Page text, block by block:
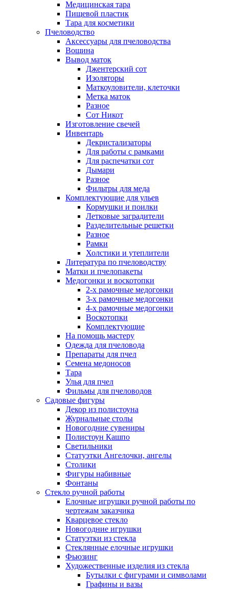
Медицинская тара
Пищевой пластик
Тара для косметики
Пчеловодство
Аксессуары для пчеловодства
Вощина
Вывод маток
Джентерский сот
Изоляторы
Маткоуловители, клеточки
Метка маток
Разное
Сот Никот
Изготовление свечей
Инвентарь
Декристализаторы
Для работы с рамками
Для распечатки сот
Дымари
Разное
Фильтры для меда
Комплектующие для ульев
Кормушки и поилки
Летковые заградители
Разделительные решетки
Разное
Рамки
Холстики и утеплители
Литература по пчеловодству
Матки и пчелопакеты
Медогонки и воскотопки
2-х рамочные медогонки
3-х рамочные медогонки
4-х рамочные медогонки
Воскотопки
Комплектующие
На помощь мастеру
Одежда для пчеловода
Препараты для пчел
Семена медоносов
Тара
Улья для пчел
Фильмы для пчеловодов
Садовые фигуры
Декор из полистоуна
Журнальные столы
Новогодние сувениры
Полистоун Кашпо
Светильники
Статуэтки Ангелочки, ангелы
Столики
Фигуры набивные
Фонтаны
Стекло ручной работы
Елочные игрушки ручной работы по
чертежам заказчика
Кварцевое стекло
Новогодние игрушки
Статуэтки из стекла
Стеклянные елочные игрушки
Фьюзинг
Художественные изделия из стекла
Бутылки с фигурами и символами
Графины и вазы